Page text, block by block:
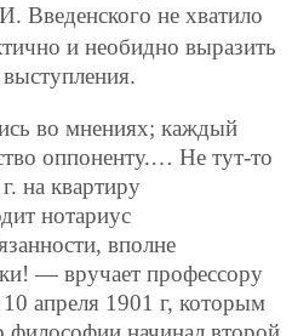
Введенского не хватило
и необидно выразить
во мнениях; каждый
оппоненту.… Не тут-то
на квартиру
нотариус
вполне
— вручает профессору
апреля 1901 г, которым